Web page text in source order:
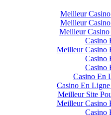
Meilleur
Meilleur
Meilleur
Casino
Meilleur Casino
Casino
Casino
Casino En
Casino En
Meilleur Site
Meilleur Casino
Casino